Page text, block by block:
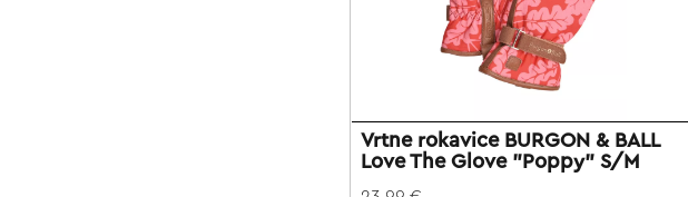
Vrtne rokavice BURGON & BALL
Love The Glove "Poppy" S/M